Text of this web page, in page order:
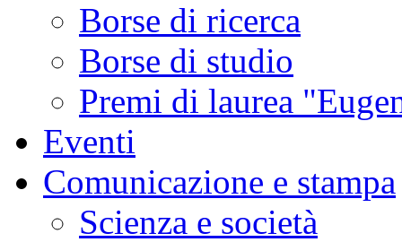
Borse di ricerca
Borse di studio
Premi di laurea
Eventi
Comunicazione e stampa
Scienza e società